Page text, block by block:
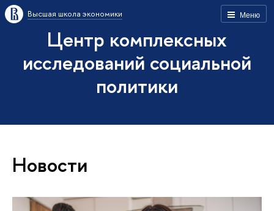
Меню
Высшая школа экономики
Центр комплексных
исследований социальной
политики
Новости